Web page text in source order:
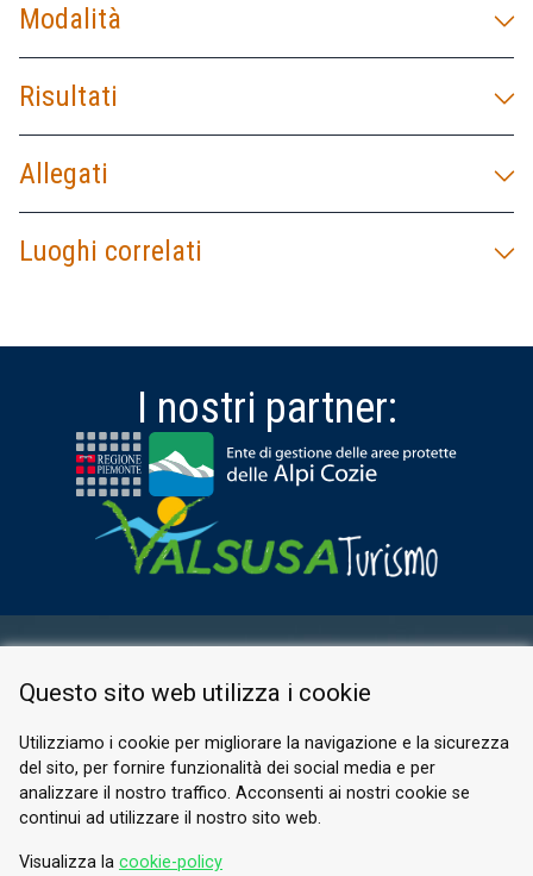
Modalità
Risultati
Allegati
Luoghi correlati
I nostri partner:
PRIVACY POLICY
© 2026 Valle di Susa
Tesori di Arte e Cultura Alpina
Tel.
Questo sito web utilizza i cookie
Utilizziamo i cookie per migliorare la navigazione e la sicurezza
del sito, per fornire funzionalità dei social media e per
analizzare il nostro traffico. Acconsenti ai nostri cookie se
continui ad utilizzare il nostro sito web.
Visualizza la cookie-policy